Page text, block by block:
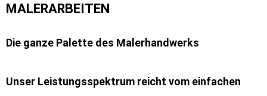
MALERARBEITEN
Die ganze Palette des Malerhandwerks
Unser Leistungsspektrum reicht vom einfachen